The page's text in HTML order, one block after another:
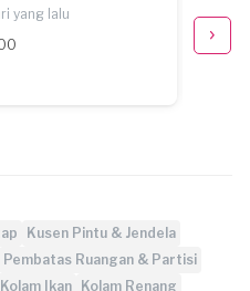
yang lalu
Kusen Pintu & Jendela
Pembatas Ruangan & Partisi
Kolam Ikan
Kolam Renang